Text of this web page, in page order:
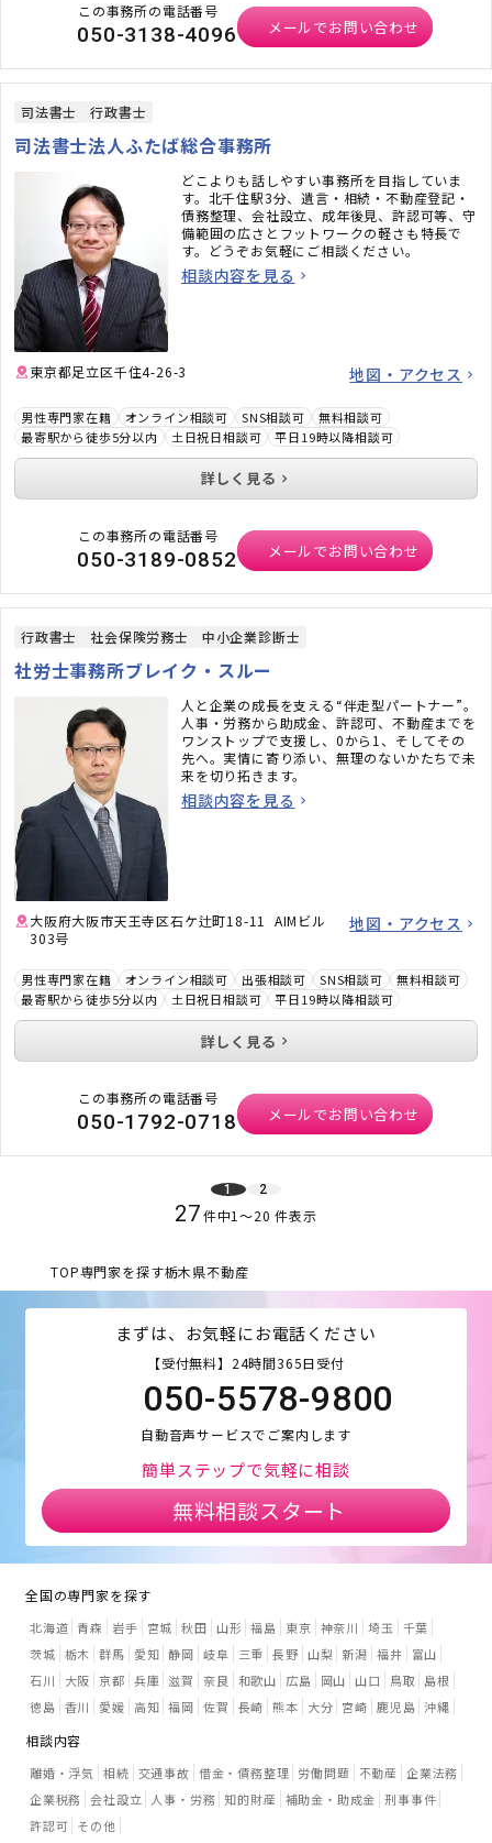
この事務所の電話番号
050-3138-4096 メールでお問い合わせ
司法書士 行政書士
司法書士法人ふたば総合事務所
どこよりも話しやすい事務所を目指していま
す。北千住駅3分、遺言・相続・不動産登記・
債務整理、会社設立、成年後見、許認可等、守
備範囲の広さとフットワークの軽さも特長で
す。どうぞお気軽にご相談ください。
相談内容を見る
東京都足立区千住4-26-3 地図・アクセス
男性専門家在籍 オンライン相談可 SNS相談可
無料相談可
最寄駅から徒歩5分以内
土日祝日相談可 平日19時以降相談可
詳しく見る
この事務所の電話番号
050-3189-0852 メールでお問い合わせ
行政書士 社会保険労務士 中小企業診断士
社労士事務所ブレイク・スルー
人と企業の成長を支える“伴走型パートナー”。
人事・労務から助成金、許認可、不動産までを
ワンストップで支援し、0から1、そしてその
先へ。実情に寄り添い、無理のないかたちで未
来を切り拓きます。
相談内容を見る
大阪府大阪市天王寺区石ケ辻町18-11 AIMビル
303号
地図・アクセス
男性専門家在籍 オンライン相談可 出張相談可 SNS相談可
無料相談可
最寄駅から徒歩5分以内
土日祝日相談可 平日19時以降相談可
詳しく見る
この事務所の電話番号
050-1792-0718 メールでお問い合わせ
1 2
27件中1〜20 件表示
TOP専門家を探す栃木県不動産
まずは、お気軽にお電話ください
【受付無料】24時間365日受付
050-5578-9800
自動音声サービスでご案内します
簡単ステップで気軽に相談
無料相談スタート
全国の専門家を探す
北海道 青森 岩手 宮城 秋田 山形 福島 東京 神奈川 埼玉 千葉
茨城 栃木 群馬 愛知 静岡 岐阜 三重 長野 山梨 新潟 福井
富山
石川
大阪 京都 兵庫 滋賀 奈良 和歌山 広島 岡山 山口 鳥取
島根
徳島 香川 愛媛 高知 福岡 佐賀 長崎 熊本 大分 宮崎 鹿児島 沖縄
相談内容
離婚・浮気 相続 交通事故 借金・債務整理 労働問題 不動産 企業法務
企業税務 会社設立 人事・労務 知的財産 補助金・助成金 刑事事件
許認可 その他